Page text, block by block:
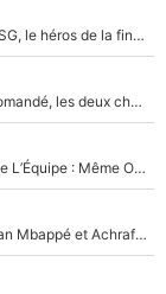
«Le suicide de Ferran Torres» : En partance pour le PSG, le héros de la finale de la Coupe du monde s'attire les foudres de la presse espagnole !
Antoine Griezmann et N'Golo Kanté : Comme Yan Diomandé, les deux champions du monde ont refusé de signer au PSG !
Un chroniqueur de L’Équipe du Soir viré par La Chaîne L’Équipe : Même Olivier Ménard n’avait pas pu empêcher son départ, «je l’ai appris sur Twitter, je l’ai vécu assez mal»
Loin du Real Madrid et du PSG, les inséparables Kylian Mbappé et Achraf Hakimi changent d'équipe le temps d'une journée !